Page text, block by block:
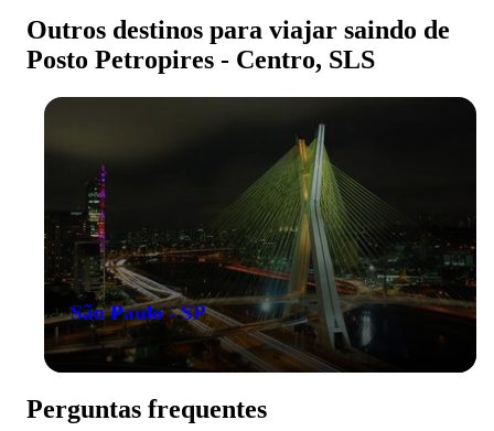
Outros destinos para viajar saindo de
Posto Petropires - Centro, SLS
São Paulo - SP
Perguntas frequentes